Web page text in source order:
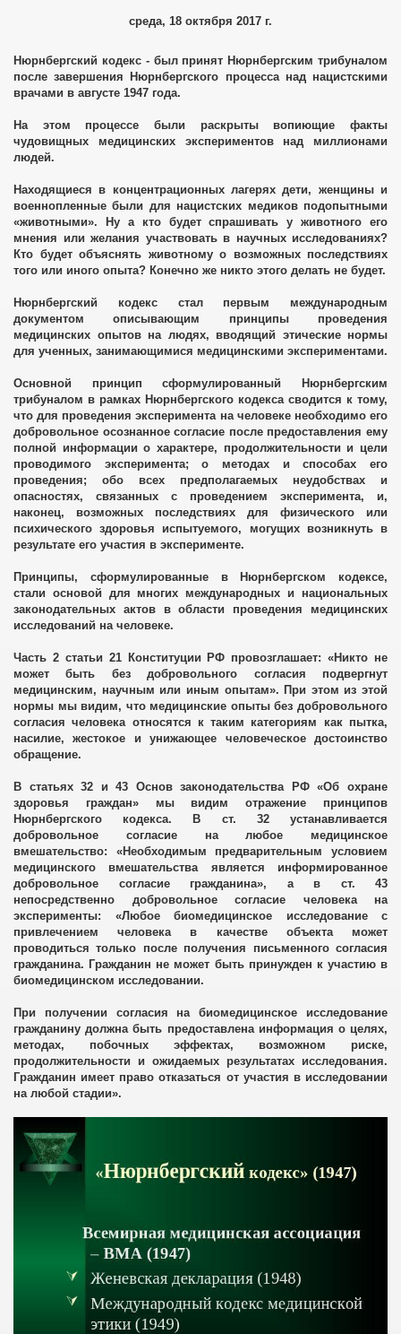
среда, 18 октября 2017 г.
Нюрнбергский кодекс - был принят Нюрнбергским трибуналом
после завершения Нюрнбергского процесса над нацистскими
врачами в августе 1947 года.
На этом процессе были раскрыты вопиющие факты
чудовищных медицинских экспериментов над миллионами
людей.
Находящиеся в концентрационных лагерях дети, женщины и
военнопленные были для нацистских медиков подопытными
«животными». Ну а кто будет спрашивать у животного его
мнения или желания участвовать в научных исследованиях?
Кто будет объяснять животному о возможных последствиях
того или иного опыта? Конечно же никто этого делать не будет.
Нюрнбергский кодекс стал первым международным
документом описывающим принципы проведения
медицинских опытов на людях, вводящий этические нормы
для ученных, занимающимися медицинскими экспериментами.
Основной принцип сформулированный Нюрнбергским
трибуналом в рамках Нюрнбергского кодекса сводится к тому,
что для проведения эксперимента на человеке необходимо его
добровольное осознанное согласие после предоставления ему
полной информации о характере, продолжительности и цели
проводимого эксперимента; о методах и способах его
проведения; обо всех предполагаемых неудобствах и
опасностях, связанных с проведением эксперимента, и,
наконец, возможных последствиях для физического или
психического здоровья испытуемого, могущих возникнуть в
результате его участия в эксперименте.
Принципы, сформулированные в Нюрнбергском кодексе,
стали основой для многих международных и национальных
законодательных актов в области проведения медицинских
исследований на человеке.
Часть 2 статьи 21 Конституции РФ провозглашает: «Никто не
может быть без добровольного согласия подвергнут
медицинским, научным или иным опытам». При этом из этой
нормы мы видим, что медицинские опыты без добровольного
согласия человека относятся к таким категориям как пытка,
насилие, жестокое и унижающее человеческое достоинство
обращение.
В статьях 32 и 43 Основ законодательства РФ «Об охране
здоровья граждан» мы видим отражение принципов
Нюрнбергского кодекса. В ст. 32 устанавливается
добровольное согласие на любое медицинское
вмешательство: «Необходимым предварительным условием
медицинского вмешательства является информированное
добровольное согласие гражданина», а в ст. 43
непосредственно добровольное согласие человека на
эксперименты: «Любое биомедицинское исследование с
привлечением человека в качестве объекта может
проводиться только после получения письменного согласия
гражданина. Гражданин не может быть принужден к участию в
биомедицинском исследовании.
При получении согласия на биомедицинское исследование
гражданину должна быть предоставлена информация о целях,
методах, побочных эффектах, возможном риске,
продолжительности и ожидаемых результатах исследования.
Гражданин имеет право отказаться от участия в исследовании
на любой стадии».
агентов
граждан
авиакатастрофы
семейные конфликты